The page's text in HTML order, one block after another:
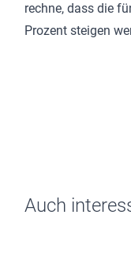
rechne, dass die
Prozent steigen
Auch